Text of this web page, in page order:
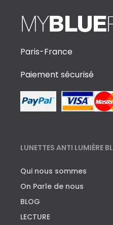
Paris-France
Paiement sécurisé
LUNETTES ANTI LUMIÈRE
Qui nous sommes
On Parle de nous
BLOG
LECTURE